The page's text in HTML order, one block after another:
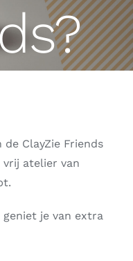
ClayZie Friends
atelier van
geniet je van extra